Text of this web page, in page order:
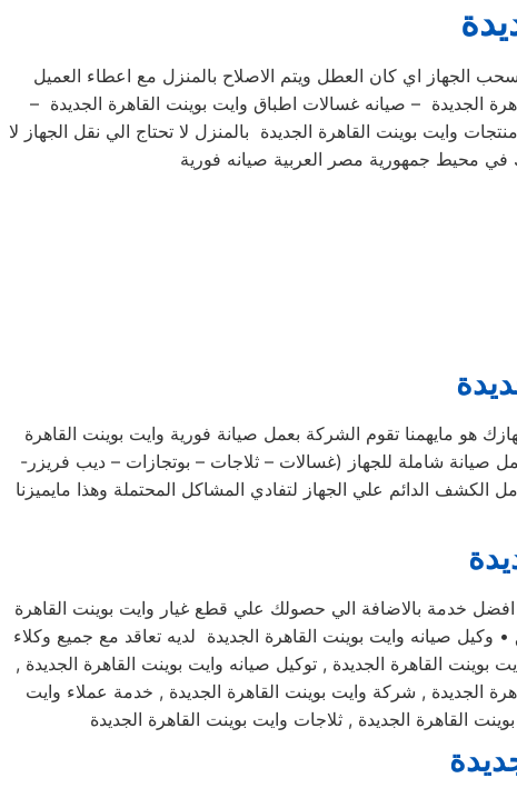
الجهاز اي كان العطل ويتم الاصلاح بالمنزل مع اعطاء العميل
الجديدة – صيانه غسالات اطباق وايت بوينت القاهرة الجديدة –
وايت بوينت القاهرة الجديدة بالمنزل لا تحتاج الي نقل الجهاز لا
هو مايهمنا تقوم الشركة بعمل صيانة فورية وايت بوينت القاهرة
صيانة شاملة للجهاز (غسالات – ثلاجات – بوتجازات – ديب فريزر-
خدمة بالاضافة الي حصولك علي قطع غيار وايت بوينت القاهرة
وكيل صيانه وايت بوينت القاهرة الجديدة لديه تعاقد مع جميع وكلاء
بوينت القاهرة الجديدة , توكيل صيانه وايت بوينت القاهرة الجديدة ,
الجديدة , شركة وايت بوينت القاهرة الجديدة , خدمة عملاء وايت
القاهرة الجديدة , ثلاجات وايت بوينت القاهرة الجديدة